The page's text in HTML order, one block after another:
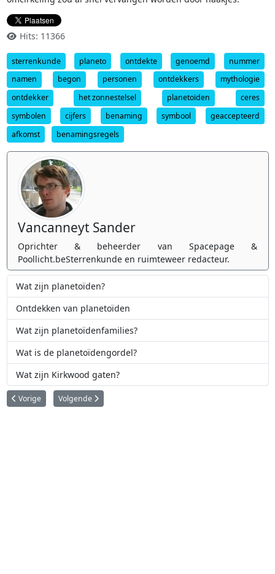
Hits: 11366
sterrenkunde planeto ontdekte genoemd
nummer
namen
begon personen ontdekkers
mythologie
ontdekker
het zonnestelsel planetoïden
ceres
symbolen
cijfers benaming symbool
geaccepteerd
afkomst
benamingsregels
Vancanneyt Sander
Oprichter & beheerder van Spacepage &
Poollicht.beSterrenkunde en ruimteweer redacteur.
Wat zijn planetoïden?
Ontdekken van planetoïden
Wat zijn planetoïdenfamilies?
Wat is de planetoïdengordel?
Wat zijn Kirkwood gaten?
Vorig artikel: Ontdekken van planetoïden
Vorige Volgende artikel: Planetoïdengroepen
Volgende